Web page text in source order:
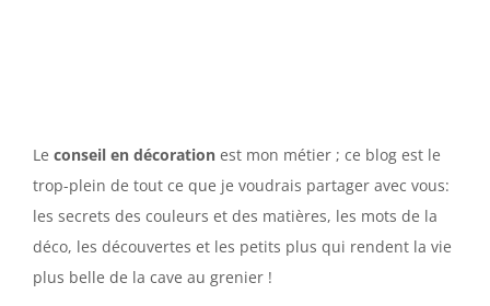
Le conseil en décoration est mon métier ; ce blog est le
trop-plein de tout ce que je voudrais partager avec vous:
les secrets des couleurs et des matières, les mots de la
déco, les découvertes et les petits plus qui rendent la vie
plus belle de la cave au grenier !